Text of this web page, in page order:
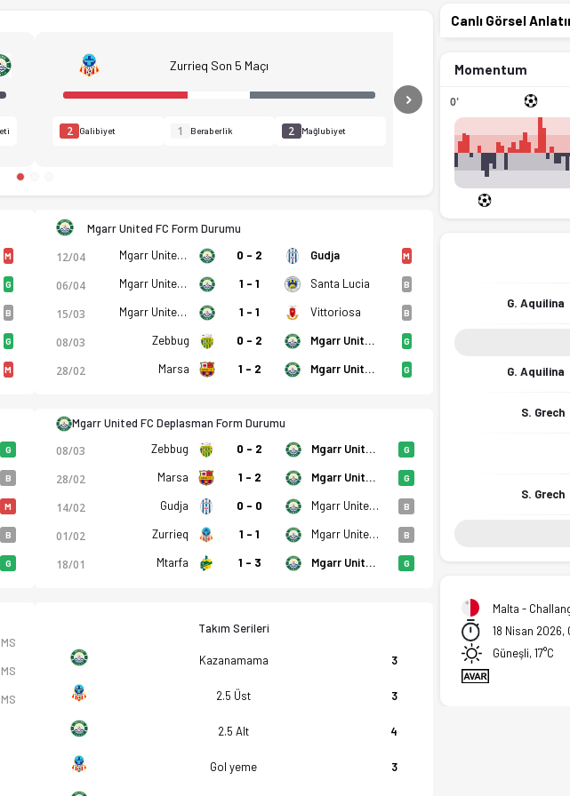
puan durumu ve iddaa oranları Ofsayt'ta. (18.04.2026)
Zurrieq Son 5 Maçı
2 Galibiyet 1 Beraberlik 2 Mağlubiyet
Next
M
G
B
G
M
Mgarr United FC Form Durumu
12/04 Mgarr United FC 0 - 2 Gudja M
06/04 Mgarr United FC 1 - 1 Santa Lucia B
15/03 Mgarr United FC 1 - 1 Vittoriosa B
08/03 Zebbug 0 - 2 Mgarr United FC G
28/02 Marsa 1 - 2 Mgarr United FC G
G
B
M
B
G
Mgarr United FC Deplasman Form Durumu
08/03 Zebbug 0 - 2 Mgarr United FC G
28/02 Marsa 1 - 2 Mgarr United FC G
14/02 Gudja 0 - 0 Mgarr United FC B
01/02 Zurrieq 1 - 1 Mgarr United FC B
18/01 Mtarfa 1 - 3 Mgarr United FC G
MS
MS
MS
Takım Serileri
Kazanamama 3
2.5 Üst 3
2.5 Alt 4
Gol yeme 3
Canlı Görsel
Momentum
0'
G. Aquilina
G. Aquilina
S. Grech
S. Grech
Malta -
18 Nisan 2026,
Güneşli, 17°C